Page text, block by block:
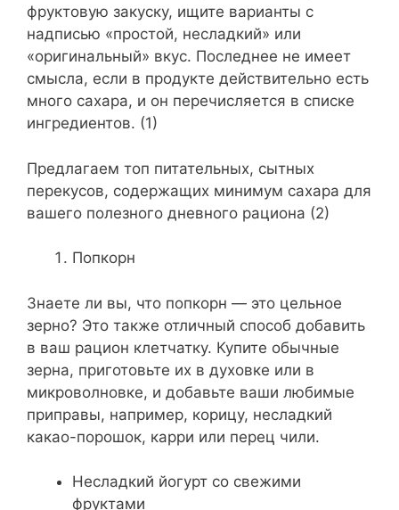
фруктовую закуску, ищите варианты с
надписью «простой, несладкий» или
«оригинальный» вкус. Последнее не имеет
смысла, если в продукте действительно есть
много сахара, и он перечисляется в списке
ингредиентов. (1)
Предлагаем топ питательных, сытных
перекусов, содержащих минимум сахара для
вашего полезного дневного рациона (2)
Попкорн
Знаете ли вы, что попкорн — это цельное
зерно? Это также отличный способ добавить
в ваш рацион клетчатку. Купите обычные
зерна, приготовьте их в духовке или в
микроволновке, и добавьте ваши любимые
приправы, например, корицу, несладкий
какао-порошок, карри или перец чили.
Несладкий йогурт со свежими
фруктами